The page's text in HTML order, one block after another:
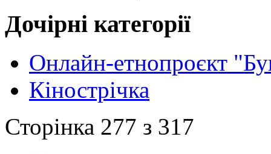
Дочірні категорії
Онлайн-етнопроєкт
Кінострічка
Сторінка 277 з 317